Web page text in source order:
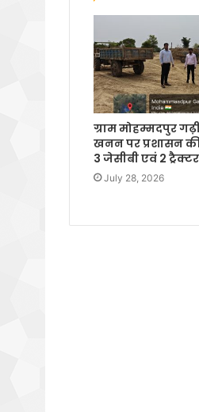
ग्राम मोहम्मदपुर
खनन पर प्रशासन की
3 जेसीबी एवं 2
July 28, 2026